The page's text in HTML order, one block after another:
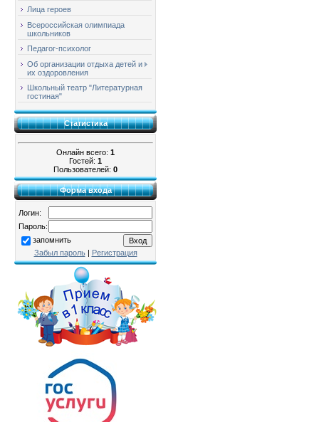
Лица героев
Всероссийская олимпиада
школьников
Педагог-психолог
Об организации отдыха детей и
их оздоровления
Школьный театр "Литературная
гостиная"
Статистика
Онлайн всего: 1
Гостей: 1
Пользователей: 0
Форма входа
Логин:
Пароль:
запомнить
Забыл пароль| Регистрация